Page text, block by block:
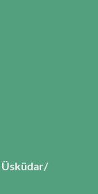
Üsküdar/